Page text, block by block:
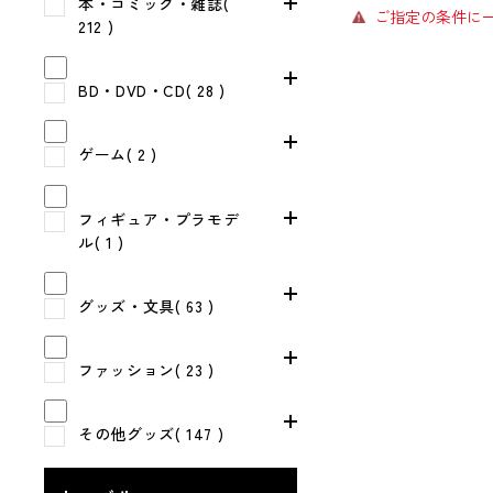
212 )
BD・DVD・CD( 28 )
ゲーム( 2 )
フィギュア・プラモデ
ル( 1 )
グッズ・文具( 63 )
ファッション( 23 )
その他グッズ( 147 )
ご指定の条件に